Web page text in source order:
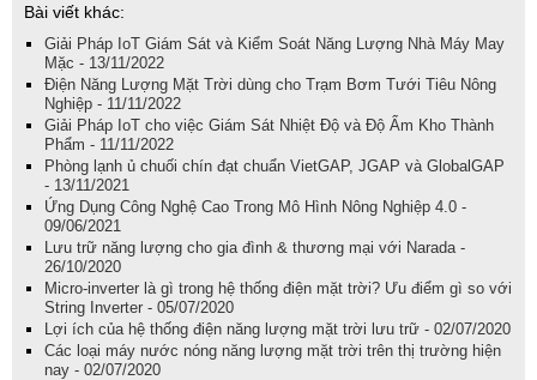
Bài viết khác:
Giải Pháp IoT Giám Sát và Kiểm Soát Năng Lượng Nhà Máy May
Mặc - 13/11/2022
Điện Năng Lượng Mặt Trời dùng cho Trạm Bơm Tưới Tiêu Nông
Nghiệp - 11/11/2022
Giải Pháp IoT cho việc Giám Sát Nhiệt Độ và Độ Ẩm Kho Thành
Phẩm - 11/11/2022
Phòng lạnh ủ chuối chín đạt chuẩn VietGAP, JGAP và GlobalGAP
- 13/11/2021
Ứng Dụng Công Nghệ Cao Trong Mô Hình Nông Nghiệp 4.0 -
09/06/2021
Lưu trữ năng lượng cho gia đình & thương mại với Narada -
26/10/2020
Micro-inverter là gì trong hệ thống điện mặt trời? Ưu điểm gì so với
String Inverter - 05/07/2020
Lợi ích của hệ thống điện năng lượng mặt trời lưu trữ - 02/07/2020
Các loại máy nước nóng năng lượng mặt trời trên thị trường hiện
nay - 02/07/2020